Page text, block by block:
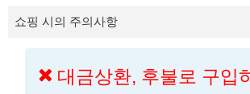
쇼핑 시의 주의사항
대금상환, 후불로 구입